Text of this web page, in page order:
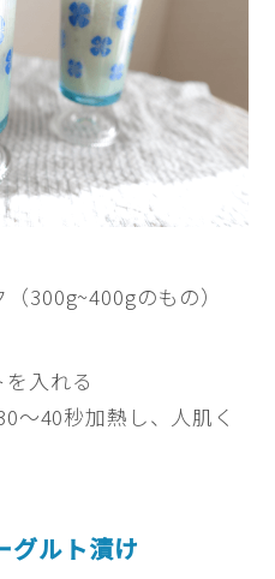
300g~400gのもの）
入れる
～40秒加熱し、人肌く
グルト漬け